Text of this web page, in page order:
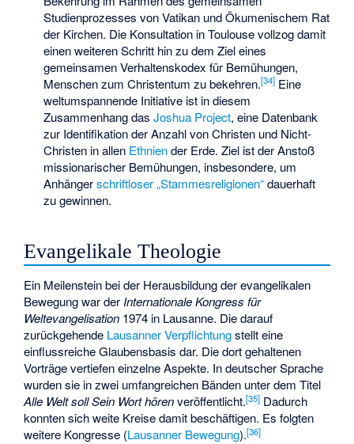
Studienprozesses von Vatikan und Ökumenischem Rat
der Kirchen. Die Konsultation in Toulouse vollzog damit
einen weiteren Schritt hin zu dem Ziel eines
gemeinsamen Verhaltenskodex für Bemühungen,
Menschen zum Christentum zu bekehren.[34]Eine
weltumspannende Initiative ist in diesem
Zusammenhang das Joshua Project, eine Datenbank
zur Identifikation der Anzahl von Christen und Nicht-
Christen in allen Ethniender Erde. Ziel ist der Anstoß
missionarischer Bemühungen, insbesondere, um
Anhängerschriftloser „Stammesreligionen“dauerhaft
zu gewinnen.
Evangelikale Theologie
Ein Meilenstein bei der Herausbildung der evangelikalen
Bewegung war derInternationale Kongress für
Weltevangelisation 1974 in Lausanne. Die darauf
zurückgehende Lausanner Verpflichtungstellt eine
einflussreiche Glaubensbasis dar. Die dort gehaltenen
Vorträge vertiefen einzelne Aspekte. In deutscher Sprache
wurden sie in zwei umfangreichen Bänden unter dem Titel
Alle Welt soll Sein Wort hörenveröffentlicht.[35] Dadurch
konnten sich weite Kreise damit beschäftigen. Es folgten
weitere Kongresse (Lausanner Bewegung).[36]